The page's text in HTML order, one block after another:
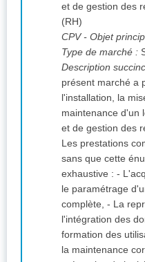
et de gestion des
(RH)
CPV- Objet
Type de marché :
Description
présent marché a
l'installation, la
maintenance d'un
et de gestion des
Les prestations
sans que cette
exhaustive : - L'acquisition, l'installation et
le paramétrage
complète, - La reprise, la migration et
l'intégration des
formation des utilisateurs, -
la maintenance